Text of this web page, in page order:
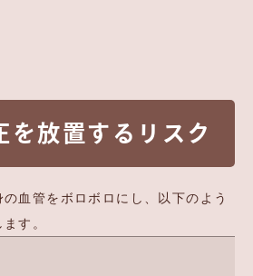
を放置するリスク
血管をボロボロにし、以下のよう
す。